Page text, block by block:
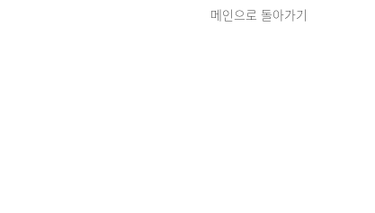
메인으로 돌아가기